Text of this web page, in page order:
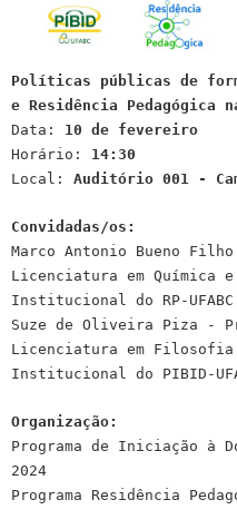
Políticas públicas de
e Residência Pedagógica na
Data: 10 de fevereiro
Horário: 14:30
Local: Auditório 001 -
Convidadas/os:
Marco Antonio Bueno
Licenciatura em Química e
Institucional do RP-UFABC
Suze de Oliveira Piza -
Licenciatura em Filosofia
Institucional do PIBID-
Organização:
Programa de Iniciação à
2024
Programa Residência